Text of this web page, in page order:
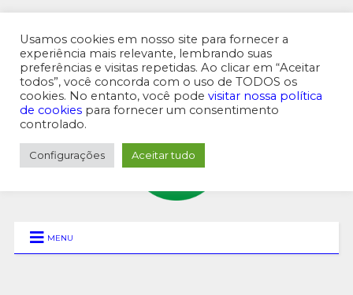
MENU SUPERIOR
MENU
Usamos cookies em nosso site para fornecer a
experiência mais relevante, lembrando suas
preferências e visitas repetidas. Ao clicar em “Aceitar
todos”, você concorda com o uso de TODOS os
cookies. No entanto, você pode visitar nossa política
de cookies para fornecer um consentimento
controlado.
Configurações Aceitar tudo